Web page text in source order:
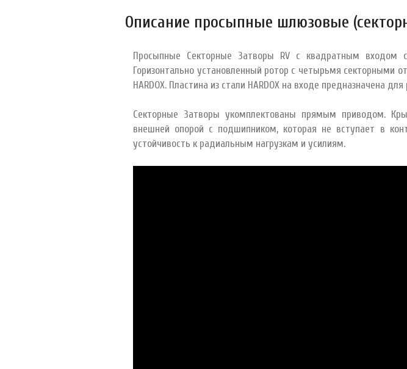
Описание просыпные шлюзовые
Просыпные Секторные Затворы RV с квадратным входом
Горизонтально установленный ротор с четырьмя секторными
HARDOX. Пластина из стали HARDOX на входе предназначена
Секторные Затворы укомплектованы прямым приводом.
внешней опорой с подшипником, которая не вступает в
устойчивость к радиальным нагрузкам и усилиям.